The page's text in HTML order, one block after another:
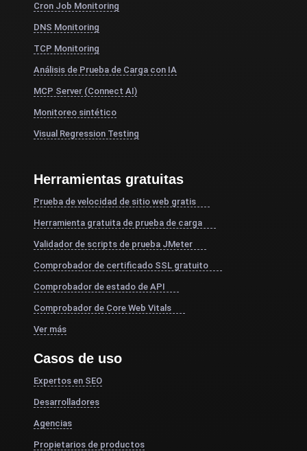
Cron Job Monitoring
DNS Monitoring
TCP Monitoring
Análisis de Prueba de Carga con IA
MCP Server (Connect AI)
Monitoreo sintético
Visual Regression Testing
Herramientas gratuitas
Prueba de velocidad de sitio web gratis
Herramienta gratuita de prueba de carga
Validador de scripts de prueba JMeter
Comprobador de certificado SSL gratuito
Comprobador de estado de API
Comprobador de Core Web Vitals
Ver más
Casos de uso
Expertos en SEO
Desarrolladores
Agencias
Propietarios de productos